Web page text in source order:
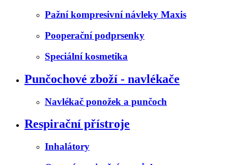
Pažní kompresivní návleky Maxis
Pooperační podprsenky
Speciální kosmetika
Punčochové zboží - navlékače
Navlékač ponožek a punčoch
Respirační přístroje
Inhalátory